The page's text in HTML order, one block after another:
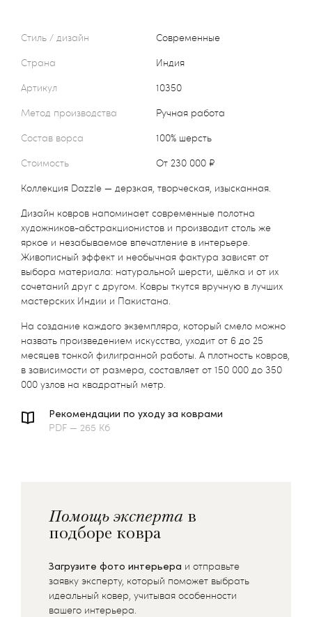
Стиль / дизайн
Современные
Страна
Индия
Артикул
10350
Метод производства
Ручная работа
Состав ворса
100% шерсть
Стоимость
от 230 000 ₽
Коллекция Dazzle — дерзкая, творческая, изысканная.
Дизайн ковров напоминает современные полотна
художников-абстракционистов и производит столь же
яркое и незабываемое впечатление в интерьере.
Живописный эффект и необычная фактура зависят от
выбора материала: натуральной шерсти, шёлка и от их
сочетаний друг с другом. Ковры ткутся вручную в лучших
мастерских Индии и Пакистана.
На создание каждого экземпляра, который смело можно
назвать произведением искусства, уходит от 6 до 25
месяцев тонкой филигранной работы. А плотность ковров,
в зависимости от размера, составляет от 150 000 до 350
000 узлов на квадратный метр.
Рекомендации по уходу за коврами
PDF — 265 Кб
Помощь эксперта в
подборе ковра
Загрузите фото интерьера и отправьте
заявку эксперту, который поможет выбрать
идеальный ковер, учитывая особенности
вашего интерьера.